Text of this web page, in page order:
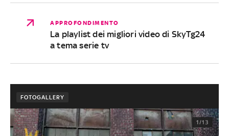
APPROFONDIMENTO
La playlist dei migliori video di SkyTg24
a tema serie tv
FOTOGALLERY
1/13